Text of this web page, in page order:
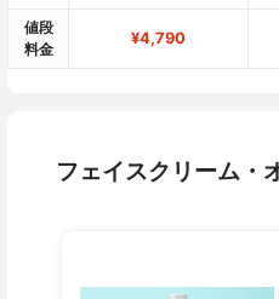
値段
料金
¥4,790
フェイスクリーム・